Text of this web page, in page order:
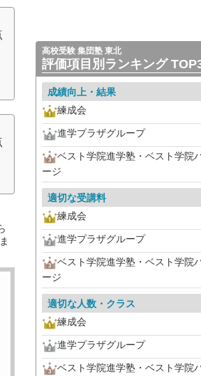
高校受験 集団塾 東北
評価項目別ランキング
成績向上・結果
練成会
進学プラザグループ
ベスト学院進学塾・ベスト学院
ージ
適切な受講料
練成会
進学プラザグループ
ベスト学院進学塾・ベスト学院
ージ
適切な人数・クラス
練成会
進学プラザグループ
ベスト学院進学塾・ベスト学院